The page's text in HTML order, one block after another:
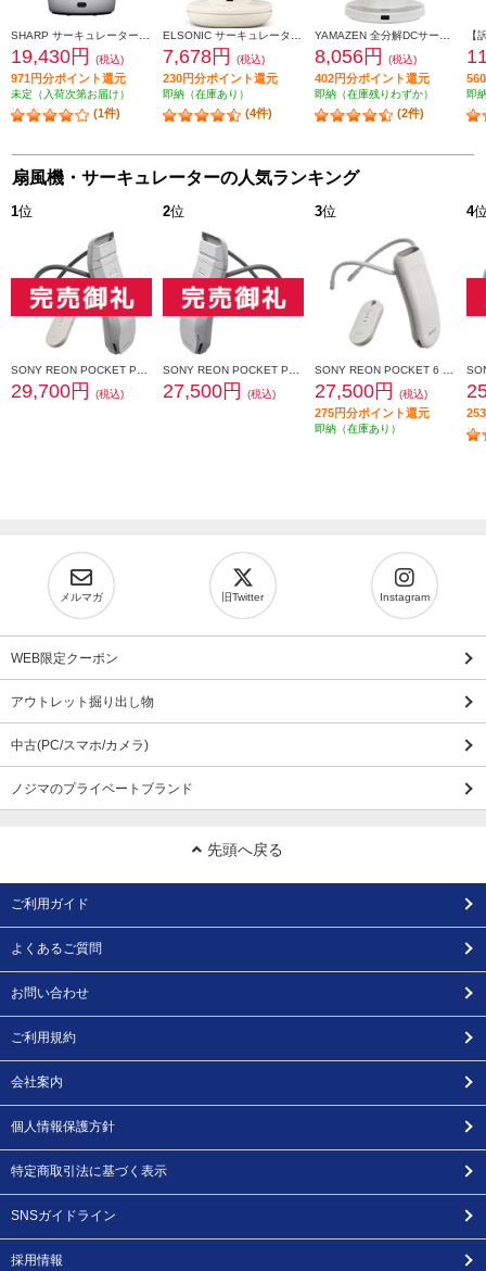
19,430円 (税込)
971円分ポイント還元
未定（入荷次第お届け）
(1件)
7,678円 (税込)
230円分ポイント還元
即納（在庫あり）
(4件)
8,056円 (税込)
402円分ポイント還元
即納（在庫残りわずか）
(2件)
即
扇風機・サーキュレーターの人気ランキング
1位
29,700円 (税込)
2位
27,500円 (税込)
3位
27,500円 (税込)
275円分ポイント還元
即納（在庫あり）
4
メルマガ 旧Twitter Instagram
WEB限定クーポン
アウトレット掘り出し物
中古(PC/スマホ/カメラ)
ノジマのプライベートブランド
先頭へ戻る
ご利用ガイド
よくあるご質問
お問い合わせ
ご利用規約
会社案内
個人情報保護方針
特定商取引法に基づく表示
SNSガイドライン
採用情報